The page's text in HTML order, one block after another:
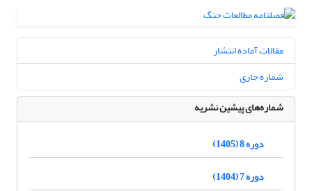
مقالات آماده انتشار
شماره جاری
شماره‌های پیشین نشریه
دوره 8 (1405)
دوره 7 (1404)